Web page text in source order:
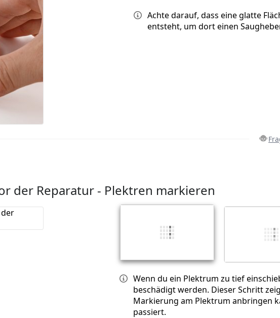
Achte darauf, dass eine glatte
entsteht, um dort einen
der Reparatur - Plektren markieren
Wenn du ein Plektrum zu tief
beschädigt werden. Dieser Schritt
Markierung am Plektrum anbringen
passiert.